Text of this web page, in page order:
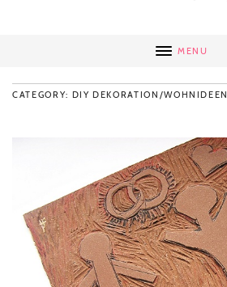
MENU
CATEGORY: DIY DEKORATION/WOHNIDEEN